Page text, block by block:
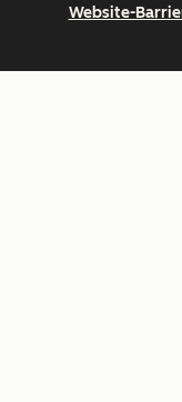
Website-